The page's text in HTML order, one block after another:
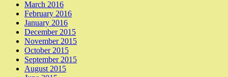
March 2016
February 2016
January 2016
December 2015
November 2015
October 2015
September 2015
August 2015